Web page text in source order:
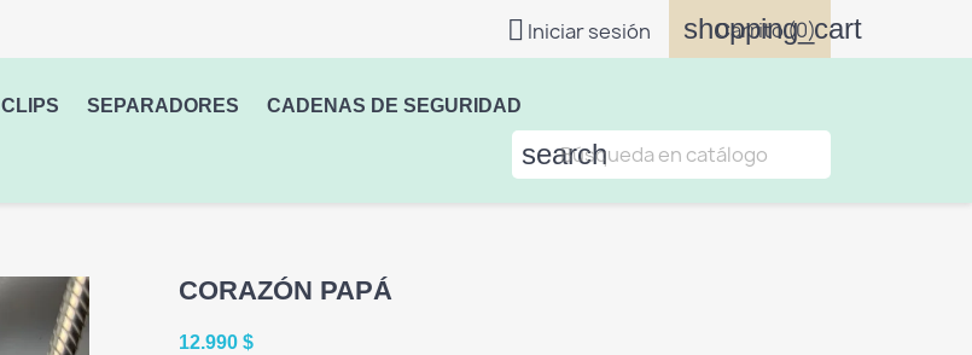
 Iniciar sesión shopping_cart
Carrito(0)
CLIPS SEPARADORES CADENAS DE SEGURIDAD
search
CORAZÓN PAPÁ
12.990 $